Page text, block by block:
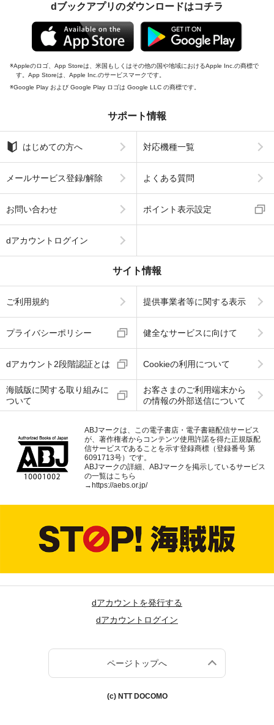
dブックアプリのダウンロードはコチラ
Appleのロゴ、App Storeは、米国もしくはその他の国や地域におけるApple Inc.の商標で
す。App Storeは、Apple Inc.のサービスマークです。
Google Play および Google Play ロゴは Google LLC の商標です。
サポート情報
はじめての方へ 対応機種一覧
メールサービス登録/解除 よくある質問
お問い合わせ ポイント表示設定
dアカウントログイン
サイト情報
ご利用規約 提供事業者等に関する表示
プライバシーポリシー 健全なサービスに向けて
dアカウント2段階認証とは Cookieの利用について
海賊版に関する取り組みに
ついて
お客さまのご利用端末から
の情報の外部送信について
ABJマークは、この電子書店・電子書籍配信サービス
が、著作権者からコンテンツ使用許諾を得た正規版配
信サービスであることを示す登録商標（登録番号 第
6091713号）です。
ABJマークの詳細、ABJマークを掲示しているサービス
の一覧はこちら
→ https://aebs.or.jp/
dアカウントを発行する
dアカウントログイン
ページトップへ
(c) NTT DOCOMO